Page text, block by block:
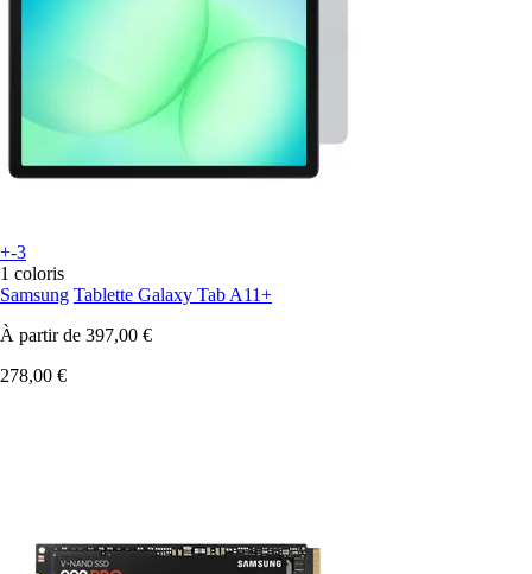
+-3
1 coloris
Samsung Tablette Galaxy Tab A11+
À partir de 397,00 €
278,00 €